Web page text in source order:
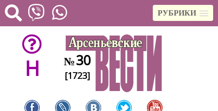
РУБРИКИ
H №30
[1723]